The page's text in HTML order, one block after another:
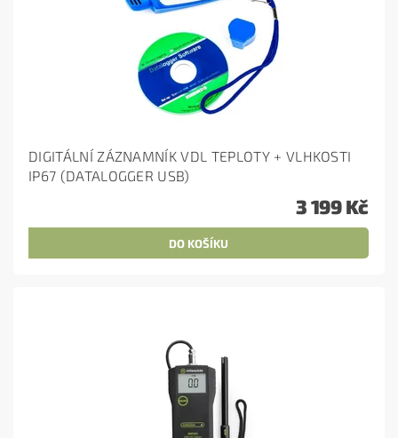
DIGITÁLNÍ ZÁZNAMNÍK VDL TEPLOTY + VLHKOSTI
IP67 (DATALOGGER USB)
3 199 Kč